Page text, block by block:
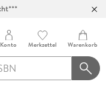
Konto Merkzettel Warenkorb